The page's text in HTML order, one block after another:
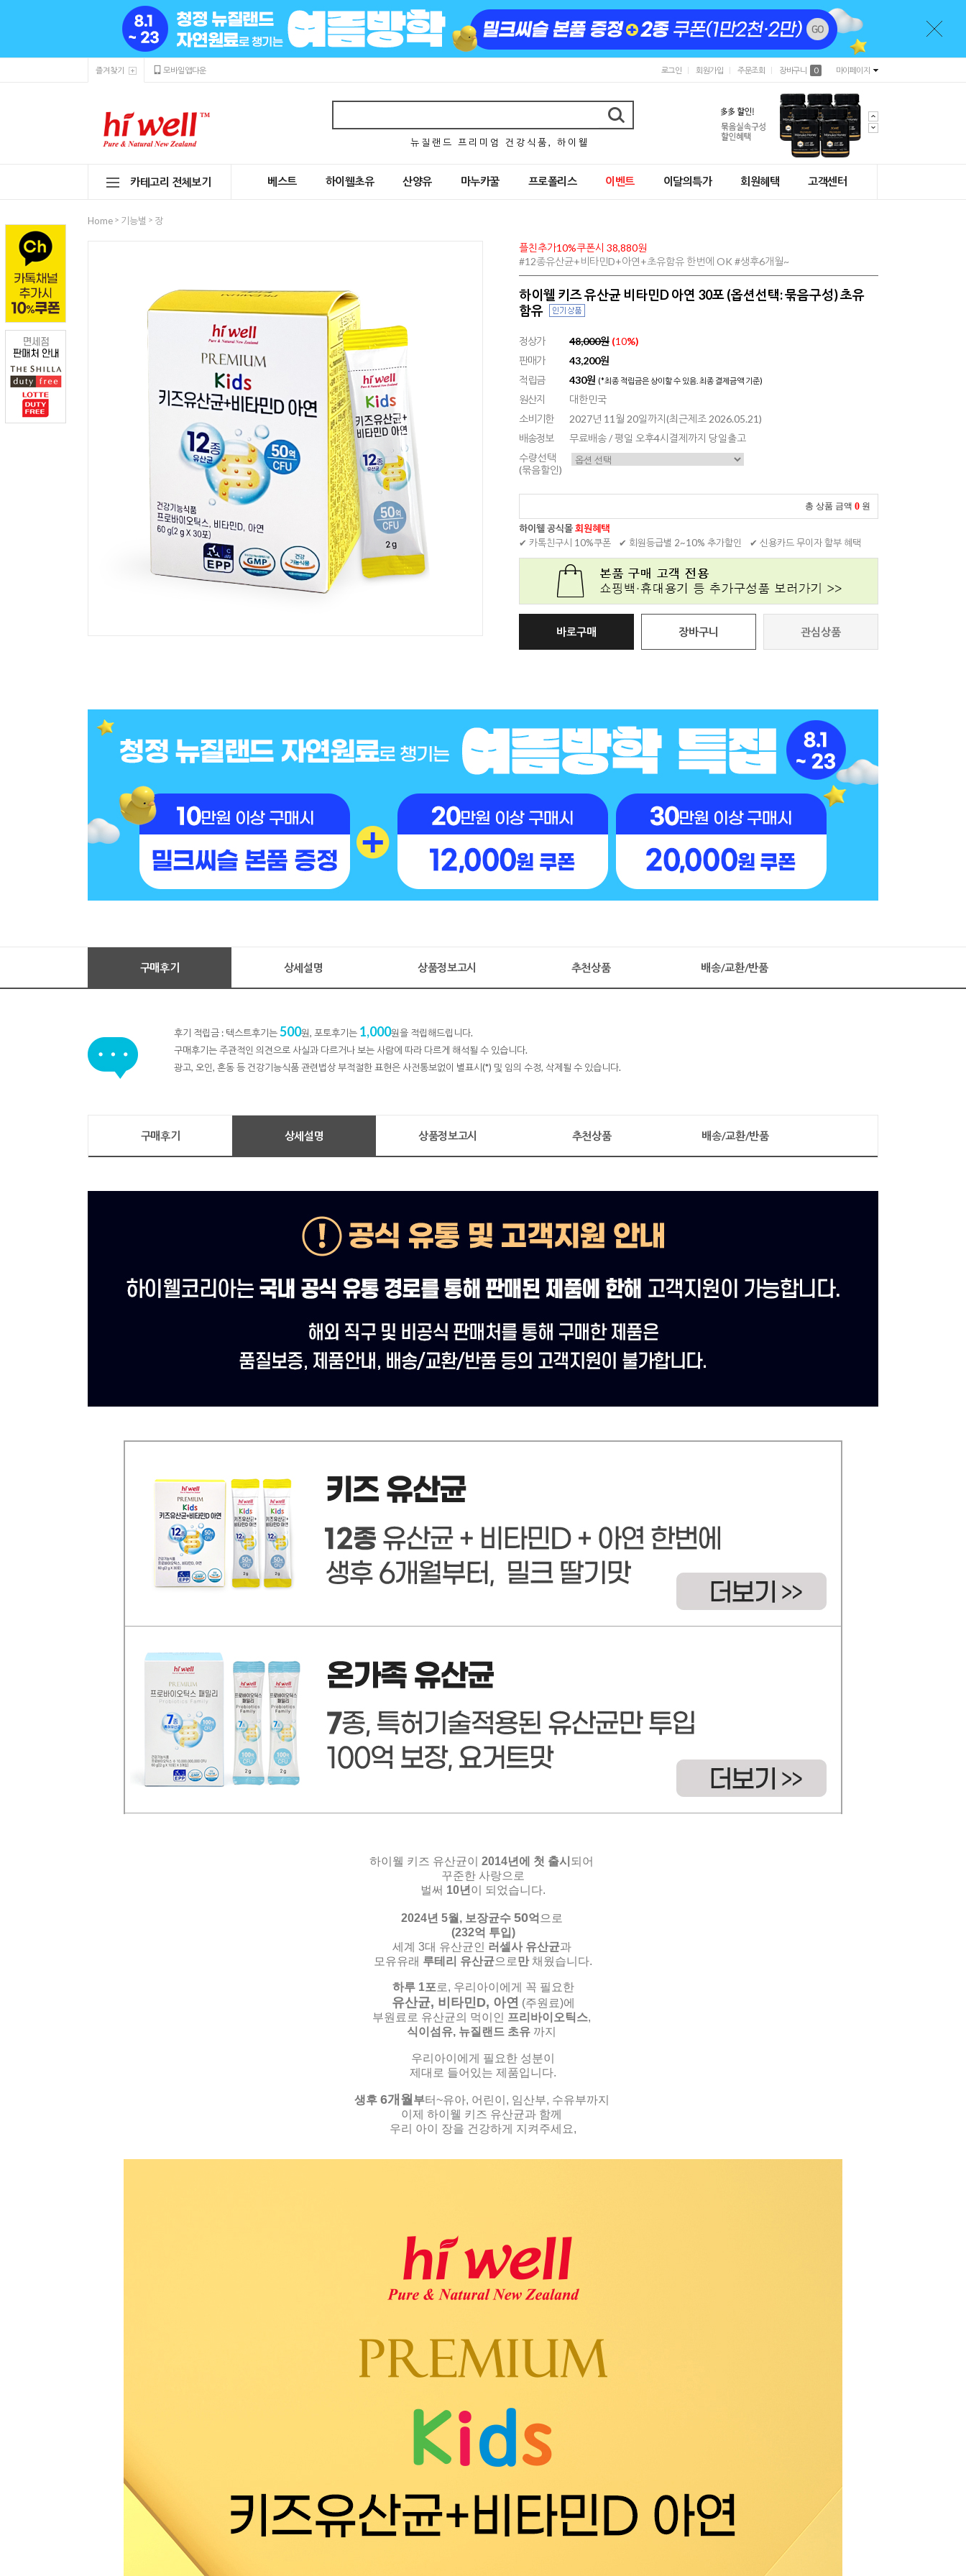
즐겨찾기 모바일앱다운 로그인 회원가입 주문조회 장바구니 0 마이페이지
뉴 질 랜 드 프 리 미 엄 건 강 식 품 , 하 이 웰
카테고리 전체보기 베스트 하이웰초유 산양유 마누카꿀 프로폴리스 이벤트 이달의특가 회원혜택 고객센터
Home > 기능별 > 장
플친추가10%쿠폰시 38,880원
#12종유산균+비타민D+아연+초유함유 한번에 OK #생후6개월~
하이웰 키즈 유산균 비타민D 아연 30포 (옵션선택: 묶음구성) 초유
함유
정상가 48,000원 (10%)
판매가
43,200원
적립금
430원 (*최종 적립금은 상이할 수 있음. 최종 결제금액 기준)
원산지
대한민국
소비기한
2027년 11월 20일까지(최근제조 2026.05.21)
배송정보
무료배송 / 평일 오후4시결제까지 당일출고
수량선택
(묶음할인)
총 상품 금액 0 원
하이웰 공식몰회원혜택
✔ 카톡친구시 10%쿠폰
✔ 회원등급별 2~10% 추가할인 ✔ 신용카드 무이자 할부 혜택
바로구매 장바구니 관심상품
구매후기 상세설명 상품정보고시 추천상품 배송/교환/반품
후기 적립금 : 텍스트후기는500원, 포토후기는 1,000원을 적립해드립니다.
구매후기는 주관적인 의견으로 사실과 다르거나 보는 사람에 따라 다르게 해석될 수 있습니다.
광고, 오인, 혼동 등 건강기능식품 관련법상 부적절한 표현은 사전통보없이 별표시(*) 및 임의 수정, 삭제될 수 있습니다.
구매후기 상세설명 상품정보고시 추천상품 배송/교환/반품
하이웰 키즈 유산균이 2014년에 첫 출시 되어
꾸준한 사랑으로
벌써 10년 이 되었습니다.
2024년 5월, 보장균수 50억 으로
(232억 투입)
세계 3대 유산균인
러셀사 유산균과
모유유래 루테리 유산균으로만채웠습니다.
하루 1포 로, 우리아이에게 꼭 필요한
유산균, 비타민D, 아연 (주원료)에
부원료로 유산균의 먹이인 프리바이오틱스,
식이섬유, 뉴질랜드 초유 까지
우리아이에게 필요한 성분이
제대로 들어있는 제품입니다.
생후 6개월 부터~유아, 어린이, 임산부, 수유부까지
이제 하이웰 키즈 유산균과 함께
우리 아이 장을 건강하게 지켜주세요,